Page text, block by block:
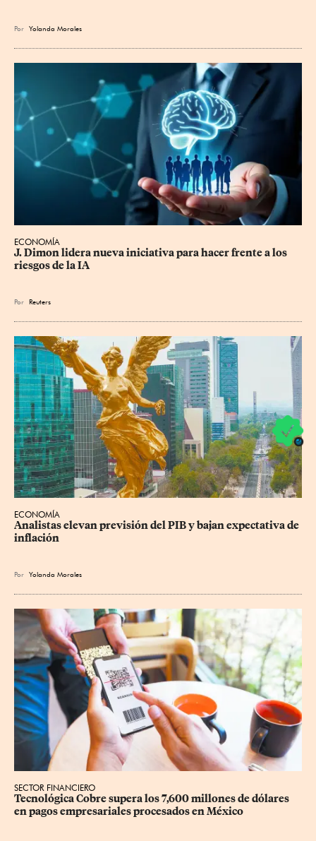
Por Yolanda Morales
ECONOMÍA
J. Dimon lidera nueva iniciativa para hacer frente a los
riesgos de la IA
Por Reuters
ECONOMÍA
Analistas elevan previsión del PIB y bajan expectativa de
inflación
Por Yolanda Morales
SECTOR FINANCIERO
Tecnológica Cobre supera los 7,600 millones de dólares
en pagos empresariales procesados en México